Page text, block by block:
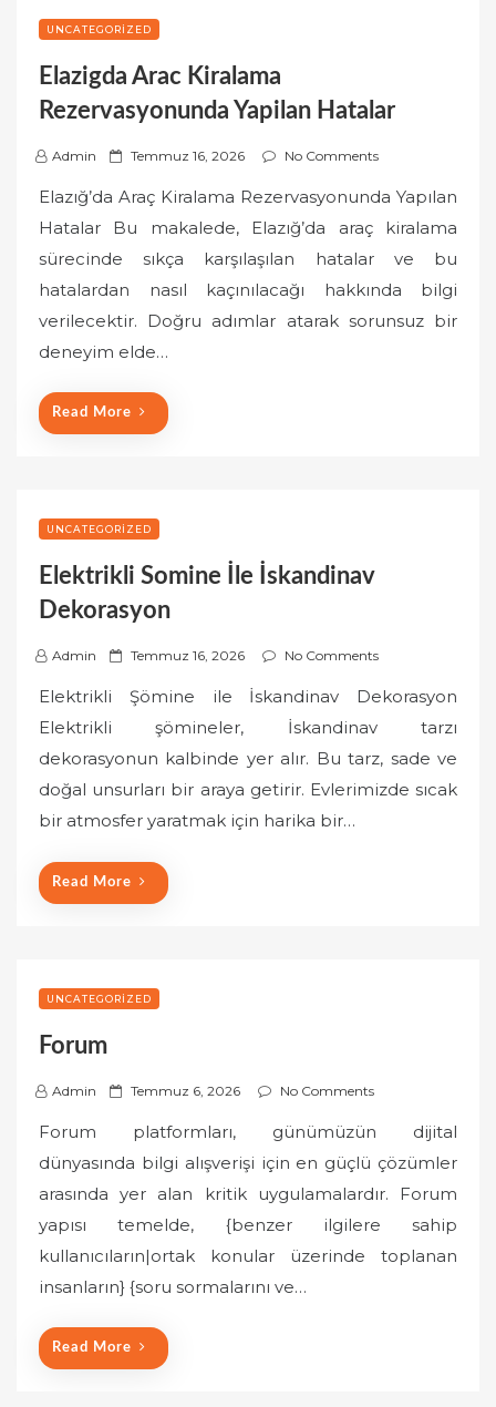
UNCATEGORIZED
Elazigda Arac Kiralama
Rezervasyonunda Yapilan Hatalar
Admin
P
t
e
d
o
Temmuz 16, 2026 No Comments
Elazığ’da Araç Kiralama Rezervasyonunda Yapılan
Hatalar Bu makalede, Elazığ’da araç kiralama
sürecinde sıkça karşılaşılan hatalar ve bu
hatalardan nasıl kaçınılacağı hakkında bilgi
verilecektir. Doğru adımlar atarak sorunsuz bir
deneyim elde…
Read More
UNCATEGORIZED
Elektrikli Somine İle İskandinav
Dekorasyon
Admin
P
e
d
o
Temmuz 16, 2026 No Comments
Elektrikli Şömine ile İskandinav Dekorasyon
Elektrikli şömineler, İskandinav tarzı
dekorasyonun kalbinde yer alır. Bu tarz, sade ve
doğal unsurları bir araya getirir. Evlerimizde sıcak
bir atmosfer yaratmak için harika bir…
Read More
UNCATEGORIZED
Forum
Admin
P
t
e
d
Temmuz 6, 2026 No Comments
Forum platformları, günümüzün dijital
dünyasında bilgi alışverişi için en güçlü çözümler
arasında yer alan kritik uygulamalardır. Forum
yapısı temelde, {benzer ilgilere sahip
kullanıcıların|ortak konular üzerinde toplanan
insanların} {soru sormalarını ve…
Read More